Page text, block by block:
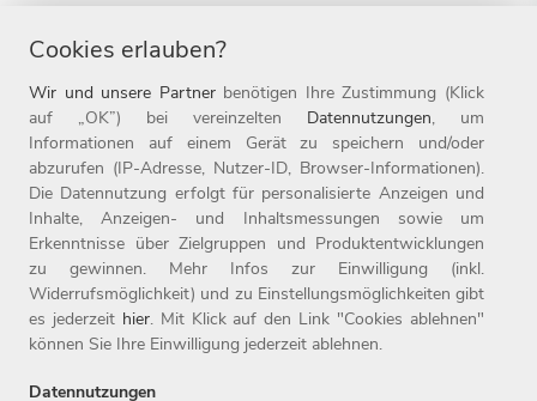
DU HAST FRAGEN?
Dann wende Dich gerne an uns!
Deine Ansprechpartner
Cookies erlauben?
Wir und unsere Partnerbenötigen Ihre Zustimmung (Klick
auf „OK”) bei vereinzelten Datennutzungen, um
Informationen auf einem Gerät zu speichern und/oder
abzurufen (IP-Adresse, Nutzer-ID, Browser-Informationen).
Die Datennutzung erfolgt für personalisierte Anzeigen und
Inhalte, Anzeigen- und Inhaltsmessungen sowie um
Erkenntnisse über Zielgruppen und Produktentwicklungen
zu gewinnen. Mehr Infos zur Einwilligung (inkl.
Widerrufsmöglichkeit) und zu Einstellungsmöglichkeiten gibt
es jederzeit hier. Mit Klick auf den Link "Cookies ablehnen"
können Sie Ihre Einwilligung jederzeit ablehnen.
Datennutzungen